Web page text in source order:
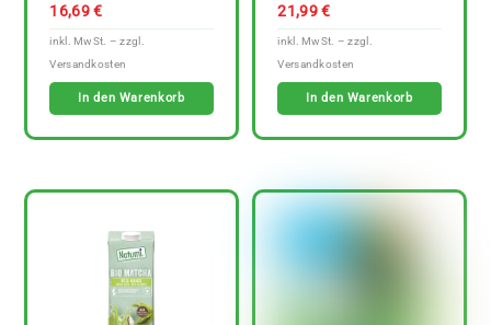
16,69€
In den Warenkorb
21,99€
In den Warenkorb